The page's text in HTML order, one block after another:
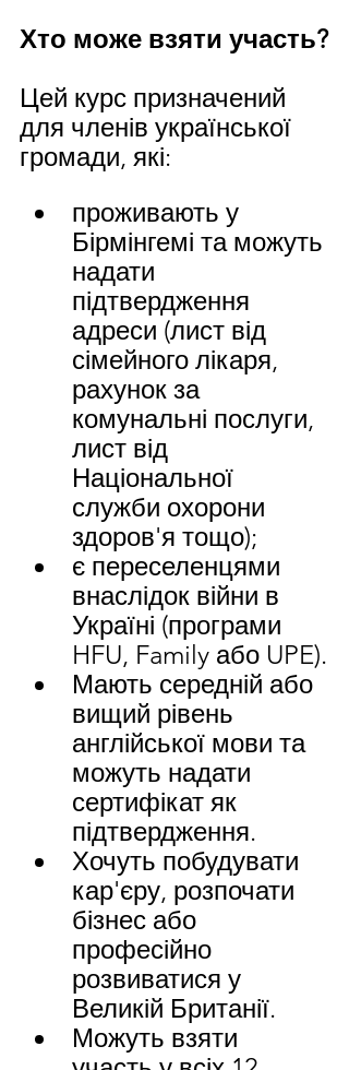
Хто може взяти участь?
Цей курс призначений
для членів української
громади, які:
проживають у
Бірмінгемі та можуть
надати
підтвердження
адреси (лист від
сімейного лікаря,
рахунок за
комунальні послуги,
лист від
Національної
служби охорони
здоров'я тощо);
є переселенцями
внаслідок війни в
Україні (програми
HFU, Family або UPE).
Мають середній або
вищий рівень
англійської мови та
можуть надати
сертифікат як
підтвердження.
Хочуть побудувати
кар'єру, розпочати
бізнес або
професійно
розвиватися у
Великій Британії.
Можуть взяти